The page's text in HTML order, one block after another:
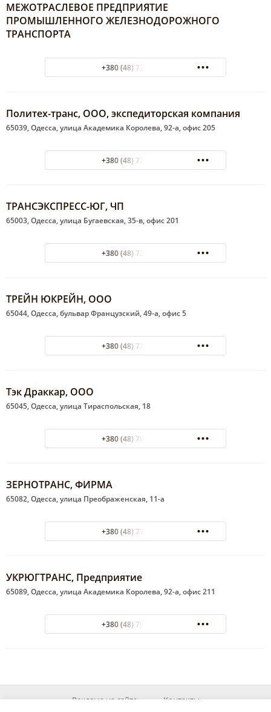
МЕЖОТРАСЛЕВОЕ ПРЕДПРИЯТИЕ
ПРОМЫШЛЕННОГО ЖЕЛЕЗНОДОРОЖНОГО
ТРАНСПОРТА
+380 (48) 720-23-47
Политех-транс, ООО, экспедиторская компания
65039, Одесса, улица Академика Королева, 92-а, офис 205
+380 (48) 777-92-79
ТРАНСЭКСПРЕСС-ЮГ, ЧП
65003, Одесса, улица Бугаевская, 35-в, офис 201
+380 (48) 738-03-96
ТРЕЙН ЮКРЕЙН, ООО
65044, Одесса, бульвар Французский, 49-а, офис 5
+380 (48) 728-36-94
Тэк Драккар, ООО
65045, Одесса, улица Тираспольская, 18
+380 (48) 784-55-65
ЗЕРНОТРАНС, ФИРМА
65082, Одесса, улица Преображенская, 11-а
+380 (48) 777-89-29
УКРЮГТРАНС, Предприятие
65089, Одесса, улица Академика Королева, 92-а, офис 211
+380 (48) 799-47-54
Реклама на сайте Контакты